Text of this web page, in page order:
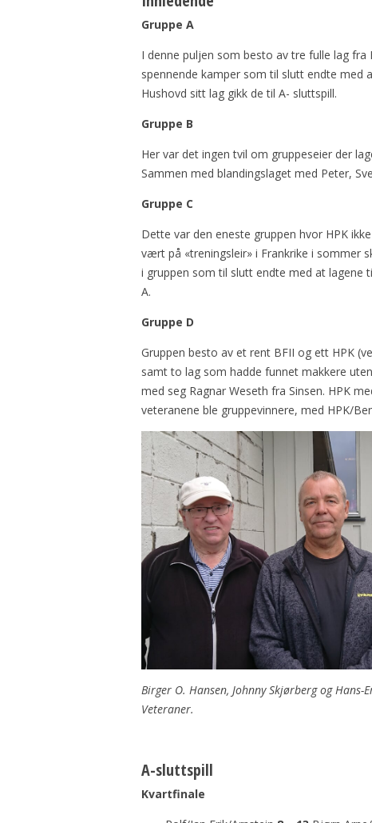
Gruppe A
I denne puljen som besto av tre fulle lag
spennende kamper som til slutt endte med
Hushovd sitt lag gikk de til A- sluttspill.
Gruppe B
Her var det ingen tvil om gruppeseier der
Sammen med blandingslaget med Peter,
Gruppe C
Dette var den eneste gruppen hvor HPK
vært på «treningsleir» i Frankrike i sommer
i gruppen som til slutt endte med at lagene
A.
Gruppe D
Gruppen besto av et rent BFII og ett HPK
samt to lag som hadde funnet makkere
med seg Ragnar Weseth fra Sinsen. HPK
veteranene ble gruppevinnere, med HPK/
Birger O. Hansen, Johnny Skjørberg og
Veteraner.
A-sluttspill
Kvartfinale